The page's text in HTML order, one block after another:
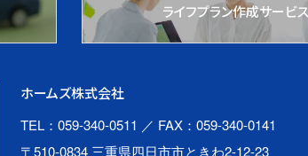
ライフプラン作成サービス
ホームズ株式会社
TEL：059-340-0511 ／ FAX：059-340-0141
〒510-0834 三重県四日市市ときわ2-12-23